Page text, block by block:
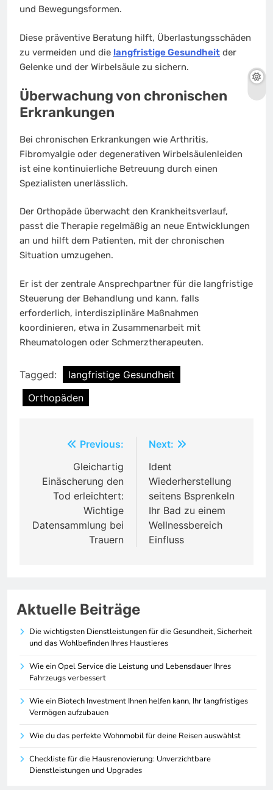
und Bewegungsformen.
Diese präventive Beratung hilft, Überlastungsschäden
zu vermeiden und die langfristige Gesundheit der
Gelenke und der Wirbelsäule zu sichern.
Überwachung von chronischen
Erkrankungen
Bei chronischen Erkrankungen wie Arthritis,
Fibromyalgie oder degenerativen Wirbelsäulenleiden
ist eine kontinuierliche Betreuung durch einen
Spezialisten unerlässlich.
Der Orthopäde überwacht den Krankheitsverlauf,
passt die Therapie regelmäßig an neue Entwicklungen
an und hilft dem Patienten, mit der chronischen
Situation umzugehen.
Er ist der zentrale Ansprechpartner für die langfristige
Steuerung der Behandlung und kann, falls
erforderlich, interdisziplinäre Maßnahmen
koordinieren, etwa in Zusammenarbeit mit
Rheumatologen oder Schmerztherapeuten.
Tagged:
langfristige Gesundheit
Orthopäden
navigation
Previous:
Gleichartig
Einäscherung den
Tod erleichtert:
Wichtige
Datensammlung bei
Trauern
Next:
Ident
Wiederherstellung
seitens Bsprenkeln
Ihr Bad zu einem
Wellnessbereich
Einfluss
Aktuelle Beiträge
Die wichtigsten Dienstleistungen für die Gesundheit, Sicherheit
und das Wohlbefinden Ihres Haustieres
Wie ein Opel Service die Leistung und Lebensdauer Ihres
Fahrzeugs verbessert
Wie ein Biotech Investment Ihnen helfen kann, Ihr langfristiges
Vermögen aufzubauen
Wie du das perfekte Wohnmobil für deine Reisen auswählst
Checkliste für die Hausrenovierung: Unverzichtbare
Dienstleistungen und Upgrades